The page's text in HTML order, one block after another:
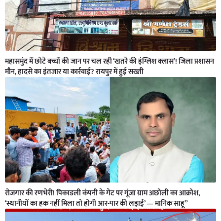
महासमुंद में छोटे बच्चों की जान पर चल रही ‘खतरे की इंग्लिश क्लास’! जिला प्रशासन
मौन, हादसे का इंतजार या कार्रवाई? रायपुर में हुई सख्ती
रोजगार की रणभेरी! पिकाडली कंपनी के गेट पर गूंजा ग्राम अछोली का आक्रोश,
‘स्थानीयों का हक नहीं मिला तो होगी आर-पार की लड़ाई’ — मानिक साहू”